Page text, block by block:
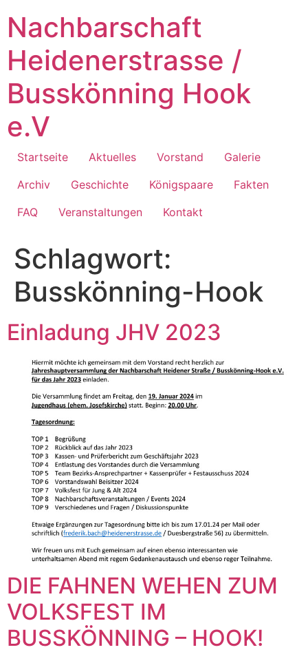
Inhalt
springen
Nachbarschaft
Heidenerstrasse /
Busskönning Hook
e.V
Startseite Aktuelles Vorstand
Galerie
Archiv
Geschichte Königspaare
Fakten
FAQ
Veranstaltungen Kontakt
Schlagwort:
Busskönning-Hook
Einladung JHV 2023
DIE FAHNEN WEHEN ZUM
VOLKSFEST IM
BUSSKÖNNING – HOOK!